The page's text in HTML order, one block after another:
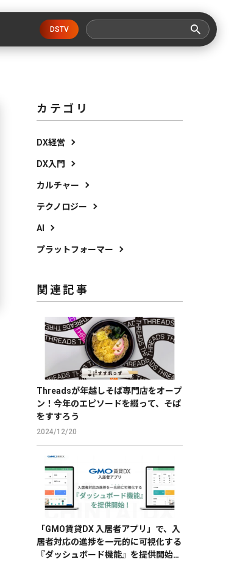
DSTV
カテゴリ
DX経営
DX入門
カルチャー
テクノロジー
AI
プラットフォーマー
関連記事
Threadsが年越しそば専門店をオープ
ン！今年のエピソードを綴って、そば
をすすろう
2024/12/20
「GMO賃貸DX 入居者アプリ」で、入
居者対応の進捗を一元的に可視化する
『ダッシュボード機能』を提供開始